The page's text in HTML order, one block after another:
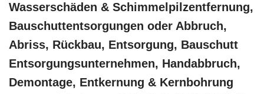
Wasserschäden & Schimmelpilzentfernung,
Bauschuttentsorgungen oder Abbruch,
Abriss, Rückbau, Entsorgung, Bauschutt
Entsorgungsunternehmen, Handabbruch,
Demontage, Entkernung & Kernbohrung